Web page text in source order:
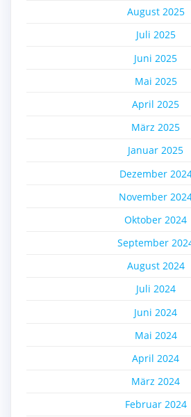
August 2025
Juli 2025
Juni 2025
Mai 2025
April 2025
März 2025
Januar 2025
Dezember
November
Oktober 2024
September
August 2024
Juli 2024
Juni 2024
Mai 2024
April 2024
März 2024
Februar 2024